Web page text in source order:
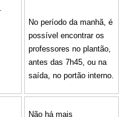
No período da manhã, é
possível encontrar os
professores no plantão,
antes das 7h45, ou na
saída, no portão interno.
Não há mais